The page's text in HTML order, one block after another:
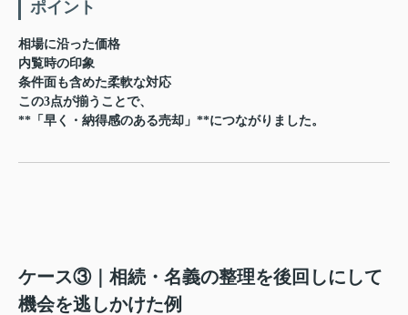
ポイント
相場に沿った価格
内覧時の印象
条件面も含めた柔軟な対応
この3点が揃うことで、
**「早く・納得感のある売却」**につながりました。
ケース③｜相続・名義の整理を後回しにして
機会を逃しかけた例